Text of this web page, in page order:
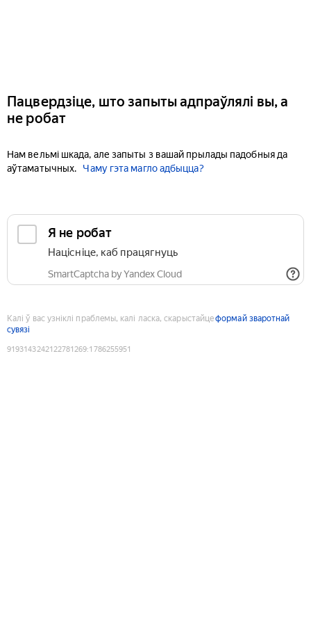
Пацвердзіце, што запыты адпраўлялі вы, а
не робат
Нам вельмі шкада, але запыты з вашай прылады падобныя да
аўтаматычных.
Чаму гэта магло адбыцца?
Я не робат
Націсніце, каб працягнуць
SmartCaptcha by Yandex Cloud
Калі ў вас узніклі праблемы, калі ласка, скарыстайцеформай зваротнай
сувязі
9193143242122781269:1786255951